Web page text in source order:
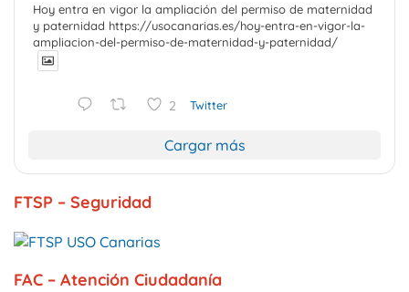
Hoy entra en vigor la ampliación del permiso de maternidad
y paternidad https://usocanarias.es/hoy-entra-en-vigor-la-
ampliacion-del-permiso-de-maternidad-y-paternidad/
2 Twitter
Cargar más
FTSP – Seguridad
FAC – Atención Ciudadanía